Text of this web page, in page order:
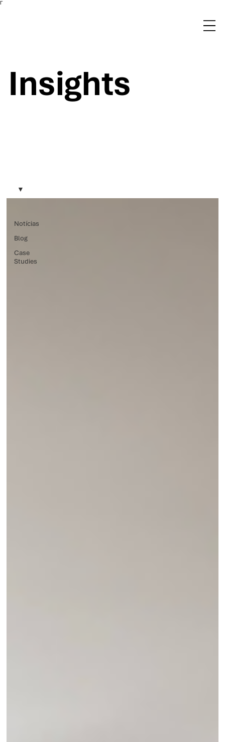
Γ
Notícias
Blog
Case
Studies
Insights